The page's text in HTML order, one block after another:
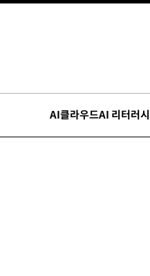
AI클라우드AI 리터러시